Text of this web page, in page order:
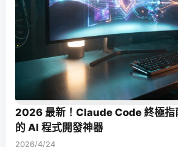
2026 最新！Claude Code 終極指
的 AI 程式開發神器
2026/4/24